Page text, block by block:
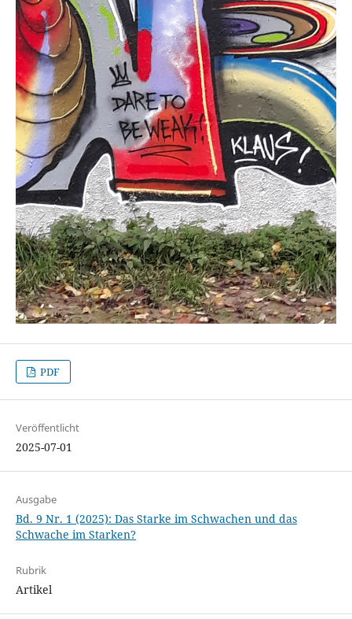
PDF
Veröffentlicht
2025-07-01
Ausgabe
Bd. 9 Nr. 1 (2025): Das Starke im Schwachen und das
Schwache im Starken?
Rubrik
Artikel